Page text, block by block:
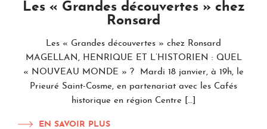
Les « Grandes découvertes » chez
Ronsard
Les « Grandes découvertes » chez Ronsard
MAGELLAN, HENRIQUE ET L’HISTORIEN : QUEL
« NOUVEAU MONDE » ? Mardi 18 janvier, à 19h, le
Prieuré Saint-Cosme, en partenariat avec les Cafés
historique en région Centre […]
EN SAVOIR PLUS